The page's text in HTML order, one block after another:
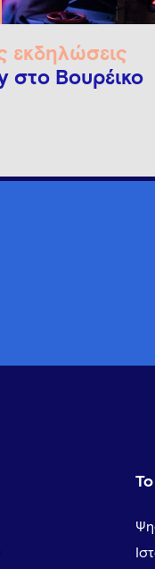
εκδηλώσεις
στο Βουρέικο